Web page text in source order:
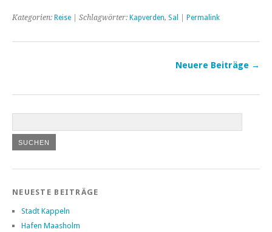
Kategorien: Reise | Schlagwörter: Kapverden, Sal Permalink
Neuere Beiträge →
NEUESTE BEITRÄGE
Stadt Kappeln
Hafen Maasholm